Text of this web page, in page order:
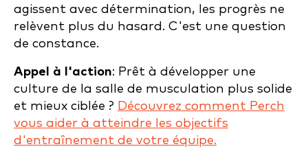
agissent avec détermination, les progrès ne
relèvent plus du hasard. C'est une question
de constance.
Appel à l'action: Prêt à développer une
culture de la salle de musculation plus solide
et mieux ciblée ? Découvrez comment Perch
vous aider à atteindre les objectifs
d'entraînement de votre équipe.